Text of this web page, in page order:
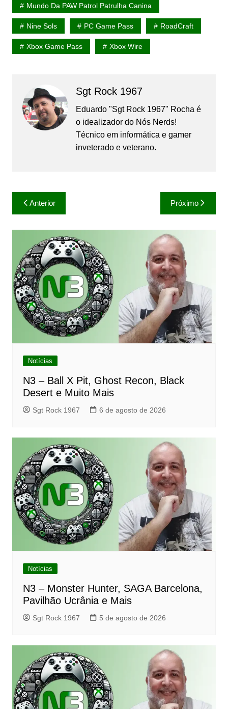
Mundo Da PAW Patrol Patrulha Canina
Nine Sols PC Game Pass RoadCraft
Xbox Game Pass Xbox Wire
Sgt Rock 1967
Eduardo "Sgt Rock 1967" Rocha é
o idealizador do Nós Nerds!
Técnico em informática e gamer
inveterado e veterano.
Navegação
de
Post
Anterior Próximo
Notícias
N3 – Ball X Pit, Ghost Recon, Black
Desert e Muito Mais
Sgt Rock 1967 6 de agosto de 2026
Notícias
N3 – Monster Hunter, SAGA Barcelona,
Pavilhão Ucrânia e Mais
Sgt Rock 1967 5 de agosto de 2026